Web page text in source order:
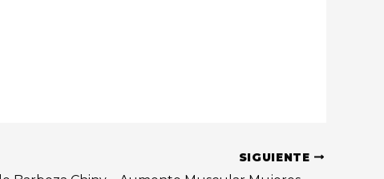
SIGUIENTE